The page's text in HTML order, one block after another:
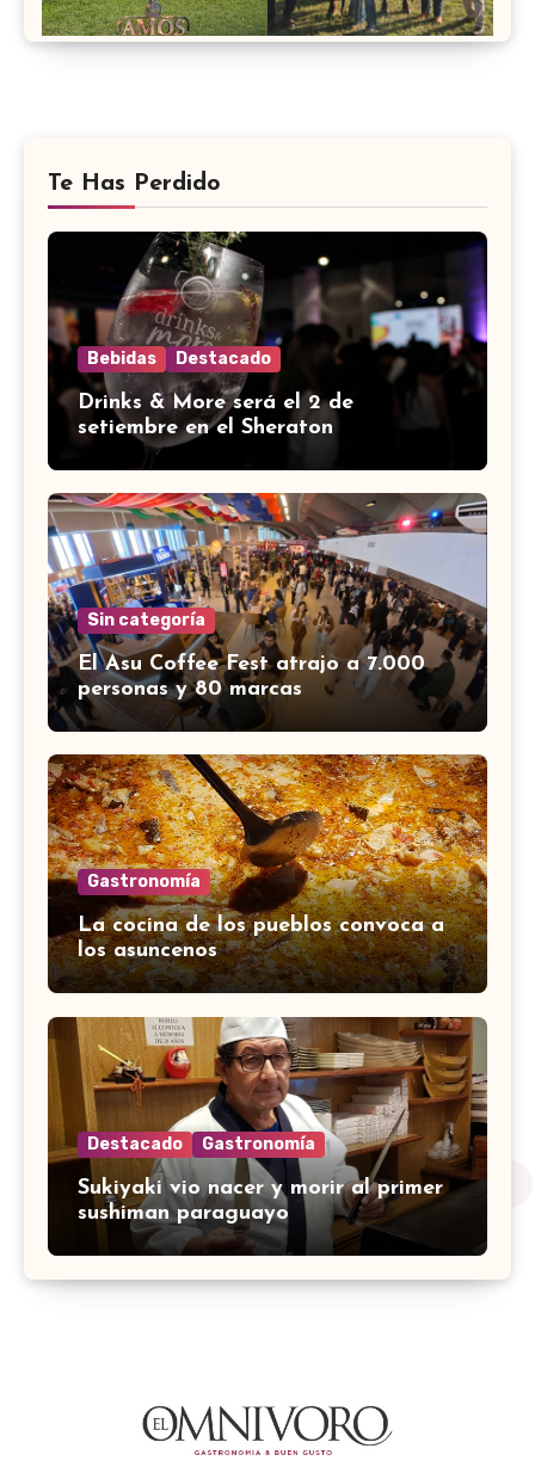
Te Has Perdido
Bebidas Destacado
Drinks & More será el 2 de
setiembre en el Sheraton
Sin categoría
El Asu Coffee Fest atrajo a 7.000
personas y 80 marcas
Gastronomía
La cocina de los pueblos convoca a
los asuncenos
Destacado Gastronomía
Sukiyaki vio nacer y morir al primer
sushiman paraguayo